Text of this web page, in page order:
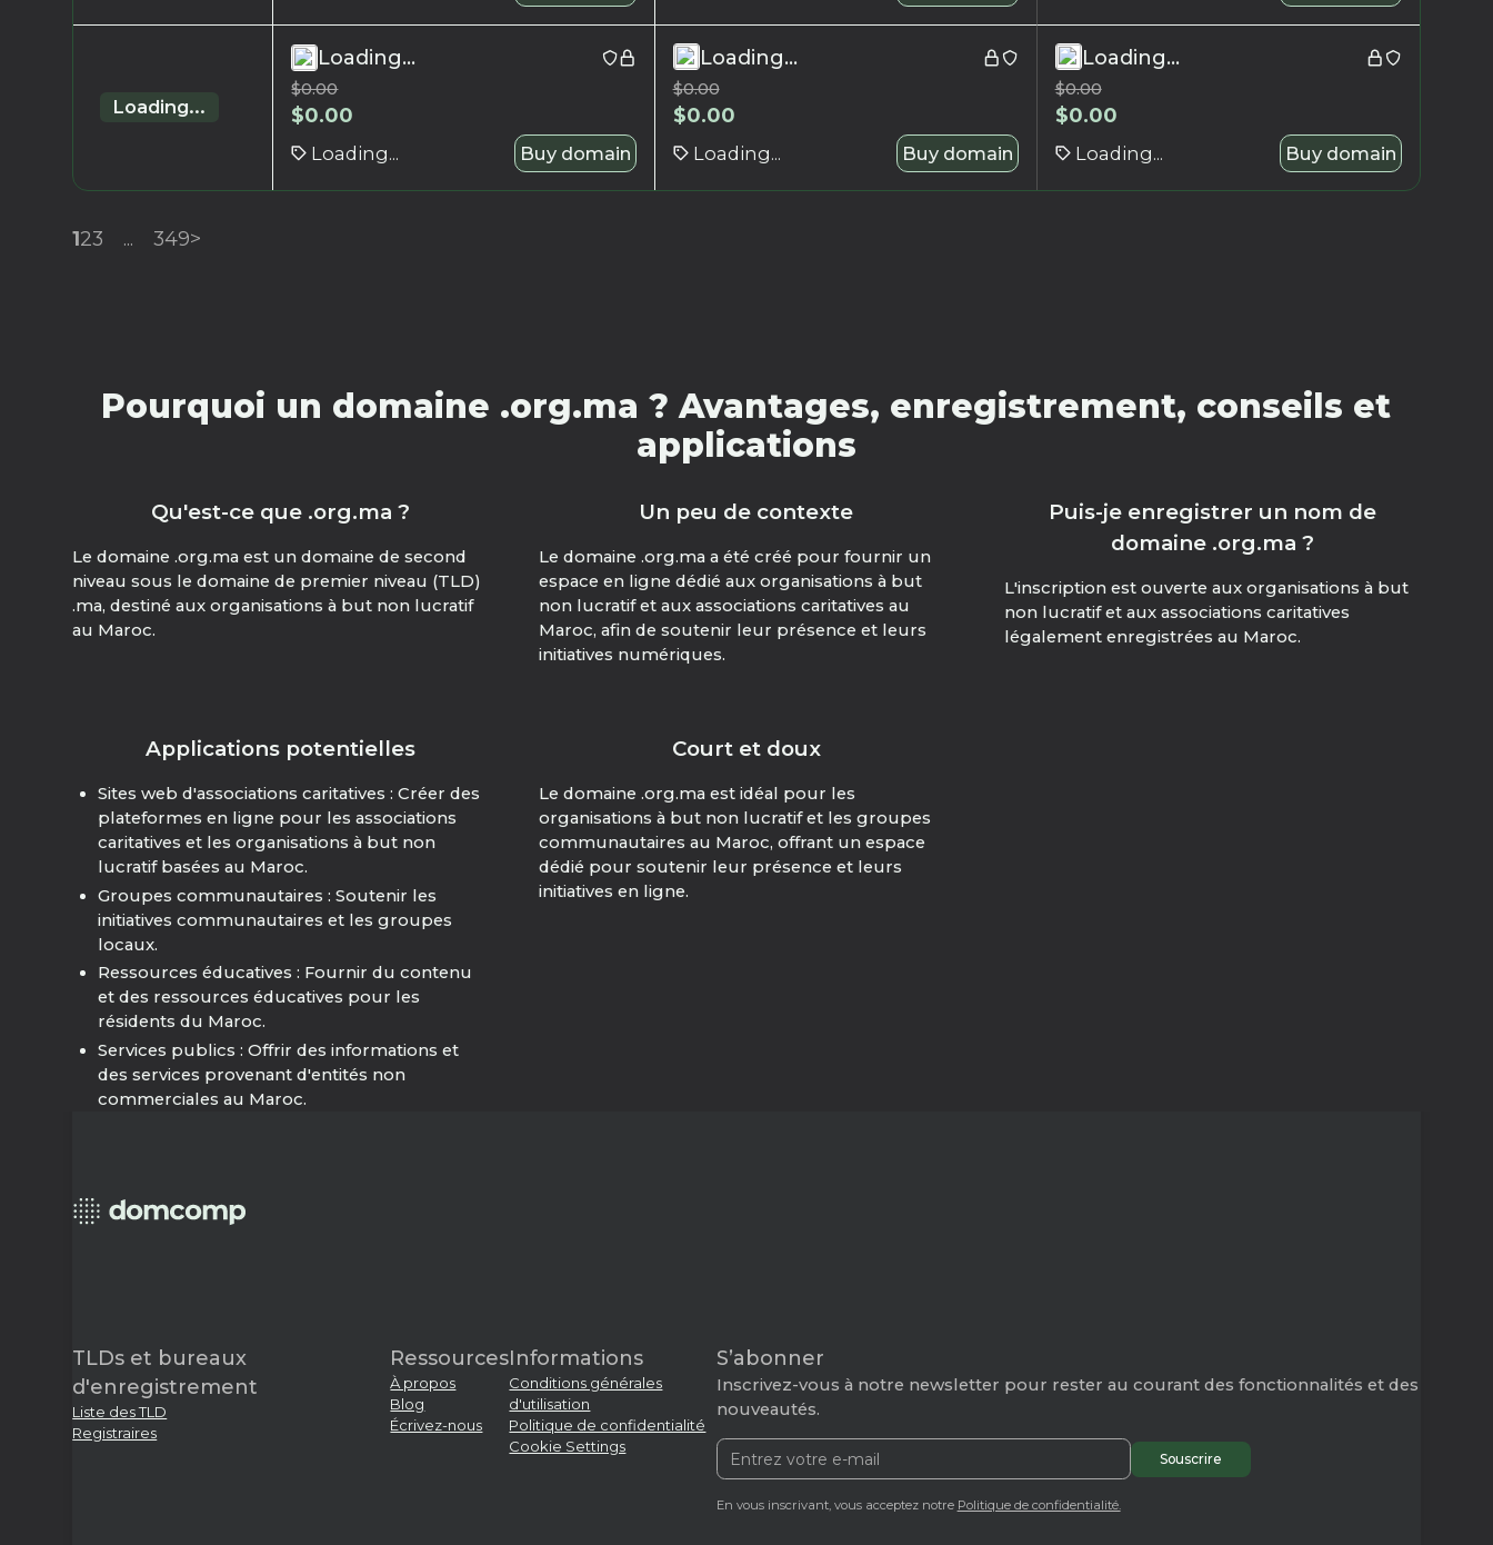
Loading...
Loading...
$0.00
$0.00
Loading... Buy domain
Loading...
$0.00
$0.00
Loading... Buy domain
Loading...
$0.00
$0.00
Loading... Buy domain
123 ... 349>
Pourquoi un domaine .org.ma ? Avantages, enregistrement, conseils et
applications
Qu'est-ce que .org.ma ?
Le domaine .org.ma est un domaine de second
niveau sous le domaine de premier niveau (TLD)
.ma, destiné aux organisations à but non lucratif
au Maroc.
Un peu de contexte
Le domaine .org.ma a été créé pour fournir un
espace en ligne dédié aux organisations à but
non lucratif et aux associations caritatives au
Maroc, afin de soutenir leur présence et leurs
initiatives numériques.
Puis-je enregistrer un nom de
domaine .org.ma ?
L'inscription est ouverte aux organisations à but
non lucratif et aux associations caritatives
légalement enregistrées au Maroc.
Applications potentielles
Sites web d'associations caritatives : Créer des
plateformes en ligne pour les associations
caritatives et les organisations à but non
lucratif basées au Maroc.
Groupes communautaires : Soutenir les
initiatives communautaires et les groupes
locaux.
Ressources éducatives : Fournir du contenu
et des ressources éducatives pour les
résidents du Maroc.
Services publics : Offrir des informations et
des services provenant d'entités non
commerciales au Maroc.
Court et doux
Le domaine .org.ma est idéal pour les
organisations à but non lucratif et les groupes
communautaires au Maroc, offrant un espace
dédié pour soutenir leur présence et leurs
initiatives en ligne.
TLDs et bureaux
d'enregistrement
Liste des TLD
Registraires
Ressources
À propos
Blog
Écrivez-nous
Informations
Conditions générales
d'utilisation
Politique de confidentialité
Cookie Settings
S’abonner
Inscrivez-vous à notre newsletter pour rester au courant des fonctionnalités et des
nouveautés.
En vous inscrivant, vous acceptez notre Politique de confidentialité.